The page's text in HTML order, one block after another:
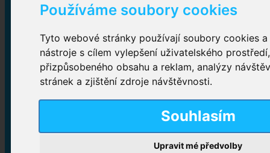
Používáme soubory cookies
Tyto webové stránky používají soubory cookies
nástroje s cílem vylepšení uživatelského
přizpůsobeného obsahu a reklam, analýzy
stránek a zjištění zdroje návštěvnosti.
Souhlasím
Upravit mé předvolby
Inkontinenční kalhotky
Plenkové kalhotky navlékací,Plenkové kalhotky
zalepovací,Inkontinenční kalhotky dámské
Inkontinenční vložky